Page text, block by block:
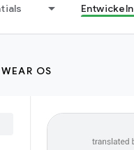
Entwickeln
WEAR OS